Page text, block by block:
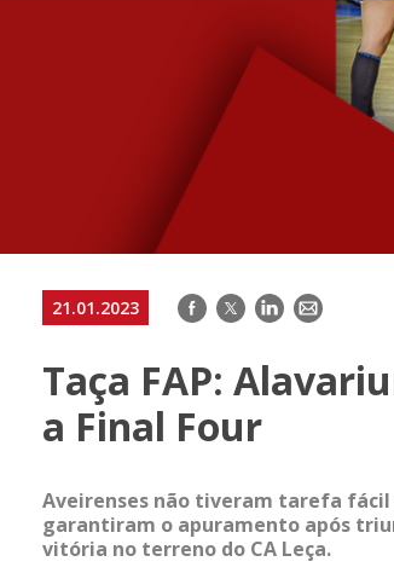
21.01.2023 Facebook
TwitterLinkedIn
E-
Taça FAP:
a Final Four
Aveirenses não tiveram tarefa
garantiram o apuramento após
vitória no terreno do CA Leça.